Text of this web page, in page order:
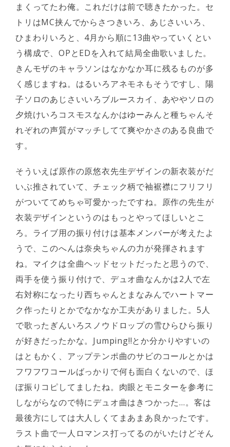
まくってたわ俺。これだけは前で聴きたかった。セ
トリはMC挟んでからさつきいろ、あじさいいろ、
ひまわりいろと、4月から順に13曲やっていくとい
う構成で、OPとEDを入れて結局全曲歌いました。
きんモザのキャラソンはなかなか耳に残るものが多
く感じますね。はるいろアネモネもそうですし、陽
子ソロのあじさいいろブルースカイ、あややソロの
夕焼けいろコスモスなんかはゆーみんと種ちゃんそ
れぞれの声質がマッチしてて爽やかさのある良曲で
す。
そういえば原作の原悠衣先生デザインの新衣装がだ
いぶ推されていて、チェック柄で袖裾襟にフリフリ
がついててめちゃ可愛かったですね。原作の先生が
衣装デザインというのはもっとやってほしいとこ
ろ。ライブ用の振り付けは基本メンバーが考えたよ
うで、このへんは奈央ちゃんの力が発揮されます
ね。マイクは全曲ヘッドセットだったと思うので、
両手を使う振り付けで、デュオ曲なんかは2人で左
右対称になったり西ちゃんとまなみんでハートマー
ク作ったりとかでなかなか工夫がありました。5人
で歌ったぎんいろスノウドロップの雪ひらひら振り
が好きだったかな。Jumping!!とか分かりやすいの
はともかく、アップテンポ曲のサビのコールとかは
フワフワコールばっかりで何も面白くないので、ほ
ぼ振りコピしてましたね。肉眼とモニターを参考に
しながらなので特にデュオ曲はきつかった…。客は
最後方にしては大人しくてまあまあ良かったです。
ラスト曲で一人ロマンス打ってるのがいたけどそん